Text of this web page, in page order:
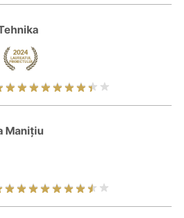
Manițiu